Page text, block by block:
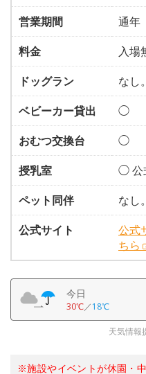
営業期間
通年
料金
入場
ドッグラン
なし。
ベビーカー貸出
◯
おむつ交換台
◯
授乳室
◯ 公
ペット同伴
なし
公式サイト
公式
ちら
今日
30℃／18℃
天気情報
※施設やイベントが休園・